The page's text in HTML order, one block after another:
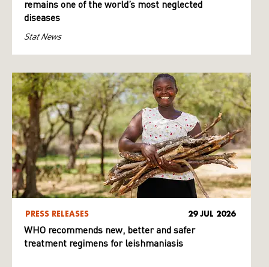
remains one of the world’s most neglected
diseases
Stat News
PRESS RELEASES 29 JUL 2026
WHO recommends new, better and safer
treatment regimens for leishmaniasis